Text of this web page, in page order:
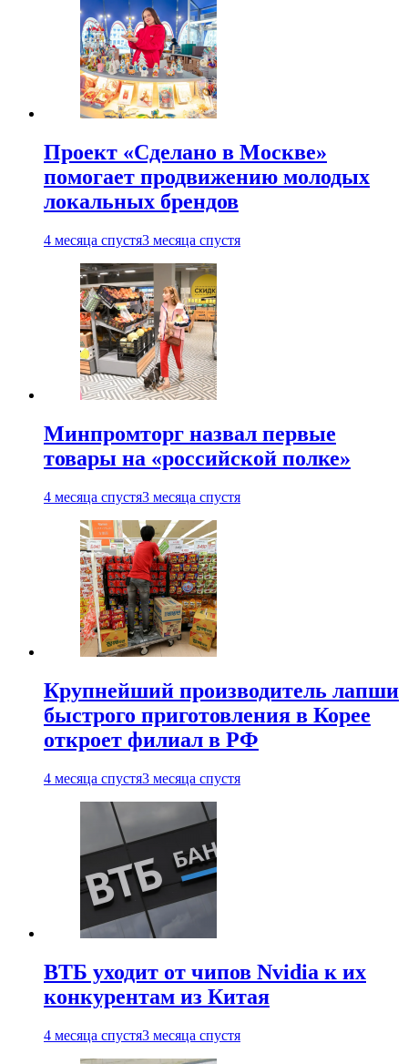
Проект «Сделано в Москве»
помогает продвижению молодых
локальных брендов
4 месяца спустя3 месяца спустя
Минпромторг назвал первые
товары на «российской полке»
4 месяца спустя3 месяца спустя
Крупнейший производитель лапши
быстрого приготовления в Корее
откроет филиал в РФ
4 месяца спустя3 месяца спустя
ВТБ уходит от чипов Nvidia к их
конкурентам из Китая
4 месяца спустя3 месяца спустя